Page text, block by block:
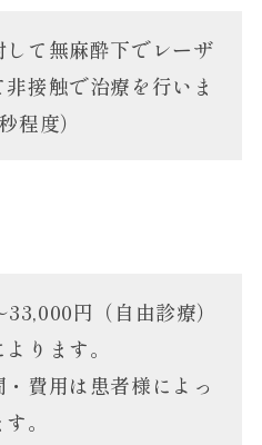
して無麻酔下でレーザ
接触で治療を行いま
程度）
円（自由診療）
ります。
費用は患者様によっ
。